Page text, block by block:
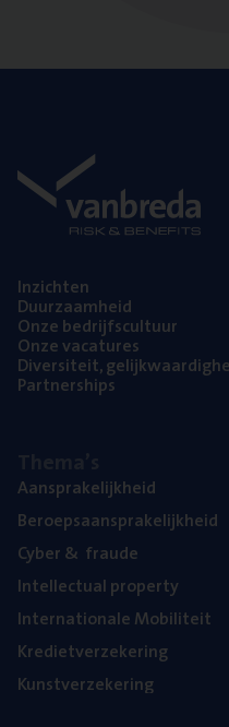
Inzich­ten
Duur­zaam­heid
Onze bedrijfs­cul­tuur
Onze vaca­tu­res
Diver­si­teit,
Part­ner­ships
Aan­spra­ke­lijk­heid
Beroeps­aan­spra­ke­lijk­heid
Cyber& fraude
Intel­lec­tu­al property
Inter­na­ti­o­na­le Mobiliteit
Kre­diet­ver­ze­ke­ring
Kunst­ver­ze­ke­ring